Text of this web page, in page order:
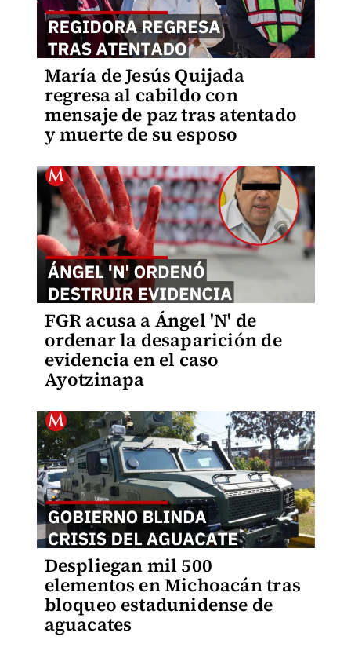
María de Jesús Quijada
regresa al cabildo con
mensaje de paz tras atentado
y muerte de su esposo
FGR acusa a Ángel 'N' de
ordenar la desaparición de
evidencia en el caso
Ayotzinapa
Despliegan mil 500
elementos en Michoacán tras
bloqueo estadunidense de
aguacates